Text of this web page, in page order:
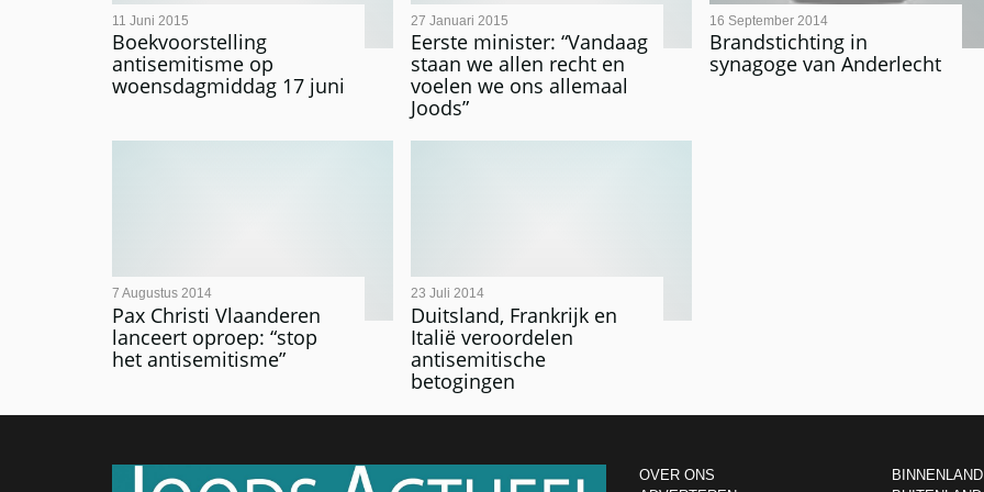
Boekvoorstelling
antisemitisme op
woensdagmiddag 17 juni
11 Juni 2015
Eerste minister: “Vandaag
staan we allen recht en
voelen we ons allemaal
Joods”
27 Januari 2015
Brandstichting in
synagoge van Anderlecht
16 September 2014
Pax Christi Vlaanderen
lanceert oproep: “stop
het antisemitisme”
7 Augustus 2014
Duitsland, Frankrijk en
Italië veroordelen
antisemitische
betogingen
23 Juli 2014
OVER ONS
BINNENLAND